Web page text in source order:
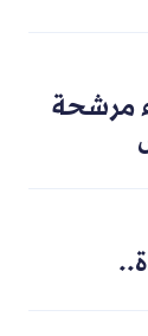
مرشحة